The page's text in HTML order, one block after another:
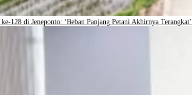
128 di Jeneponto: ‘Beban Panjang Petani Akhirnya Terangkat’